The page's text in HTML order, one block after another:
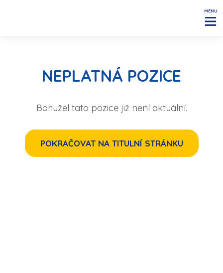
MENU
NEPLATNÁ POZICE
Bohužel tato pozice již není aktuální.
POKRAČOVAT NA TITULNÍ STRÁNKU